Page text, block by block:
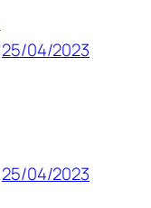
25/04/2023
25/04/2023